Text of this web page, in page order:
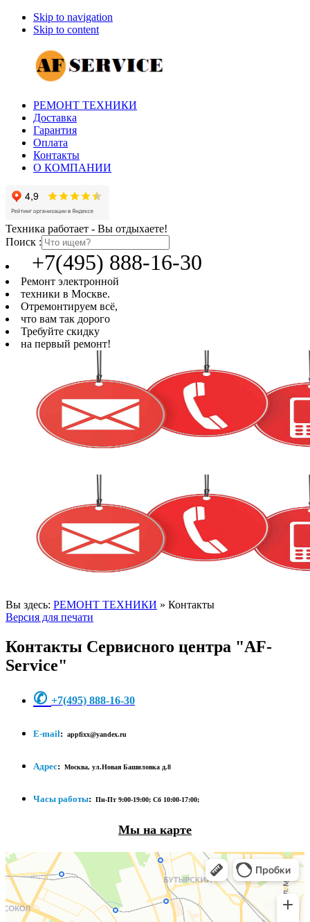
Skip to navigation
Skip to content
РЕМОНТ ТЕХНИКИ
Доставка
Гарантия
Оплата
Контакты
О КОМПАНИИ
Техника работает - Вы отдыхаете!
Поиск :
+7(495) 888-16-30
Ремонт электронной
техники в Москве.
Отремонтируем всё,
что вам так дорого
Требуйте скидку
на первый ремонт!
Вы здесь: РЕМОНТ ТЕХНИКИ » Контакты
Версия для печати
Контакты Сервисного центра "AF-
Service"
✆ +7(495) 888-16-30
E-mail: appfixx@yandex.ru
Адрес: Москва, ул.Новая Башиловка д.8
Часы работы: Пн-Пт 9:00-19:00; Сб 10:00-17:00;
Мы на карте